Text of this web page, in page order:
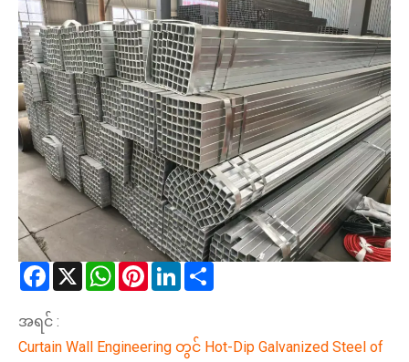
Facebook
X WhatsAppPinterestLinkedIn
အရင် :
Curtain Wall Engineering တွင် Hot-Dip Galvanized Steel of